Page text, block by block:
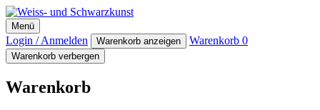
Weiss- und Schwarzkunst
Menü
Login / Anmelden Warenkorb anzeigen Warenkorb 0
Warenkorb verbergen
Warenkorb